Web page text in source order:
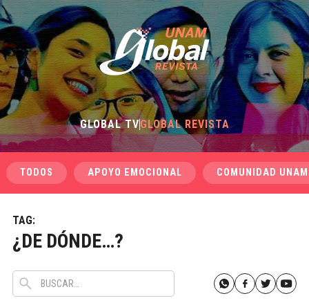
GLOBAL TVGLOBAL REVISTA
TODOS APOYO EMOCIONAL COMUNIDAD UNAM
TAG:
¿DE DÓNDE…?